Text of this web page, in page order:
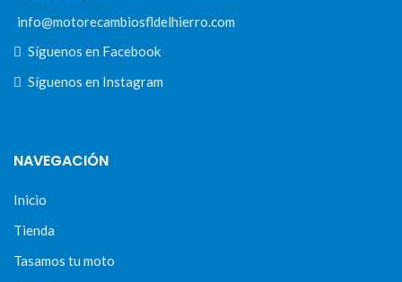
info@motorecambiosfldelhierro.com
Síguenos en Facebook
Síguenos en Instagram
NAVEGACIÓN
Inicio
Tienda
Tasamos tu moto